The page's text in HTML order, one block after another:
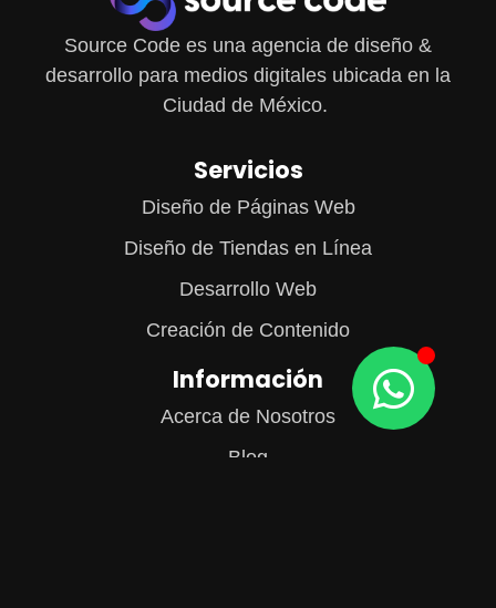
Source Code es una agencia de diseño &
desarrollo para medios digitales ubicada en la
Ciudad de México.
Servicios
Diseño de Páginas Web
Diseño de Tiendas en Línea
Desarrollo Web
Creación de Contenido
Información
Acerca de Nosotros
Blog